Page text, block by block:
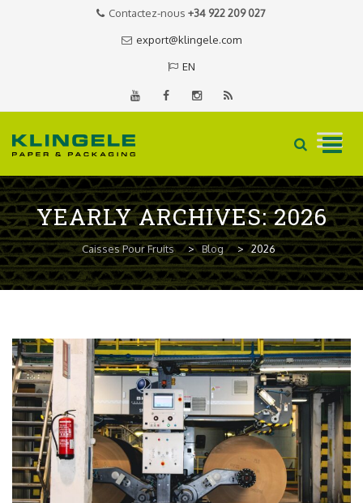
Contactez-nous +34 922 209 027
export@klingele.com
EN
Skip
to
contentYEARLY ARCHIVES:2026
Caisses Pour Fruits > Blog > 2026